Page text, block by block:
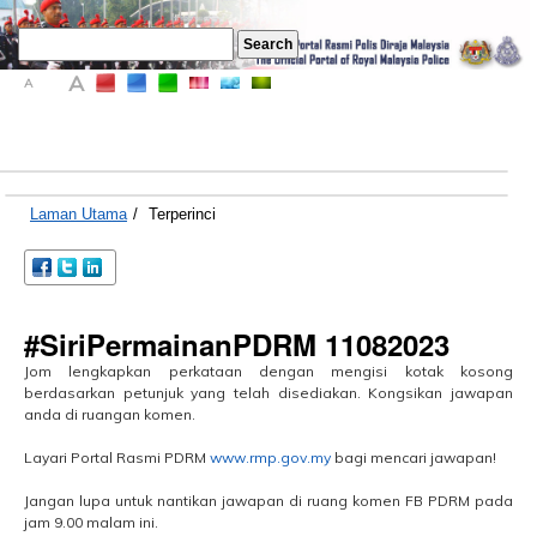
A A
Laman Utama / Terperinci
#SiriPermainanPDRM 11082023
Jom lengkapkan perkataan dengan mengisi kotak kosong
berdasarkan petunjuk yang telah disediakan. Kongsikan jawapan
anda di ruangan komen.
Layari Portal Rasmi PDRM www.rmp.gov.my bagi mencari jawapan!
Jangan lupa untuk nantikan jawapan di ruang komen FB PDRM pada
jam 9.00 malam ini.